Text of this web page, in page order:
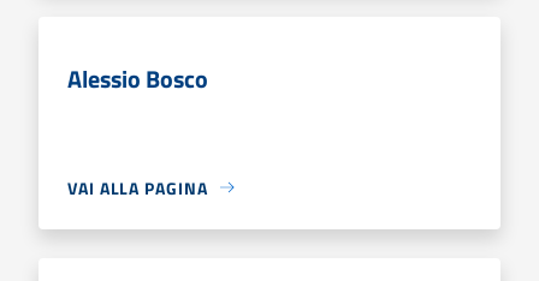
Alessio Bosco
VAI ALLA PAGINA